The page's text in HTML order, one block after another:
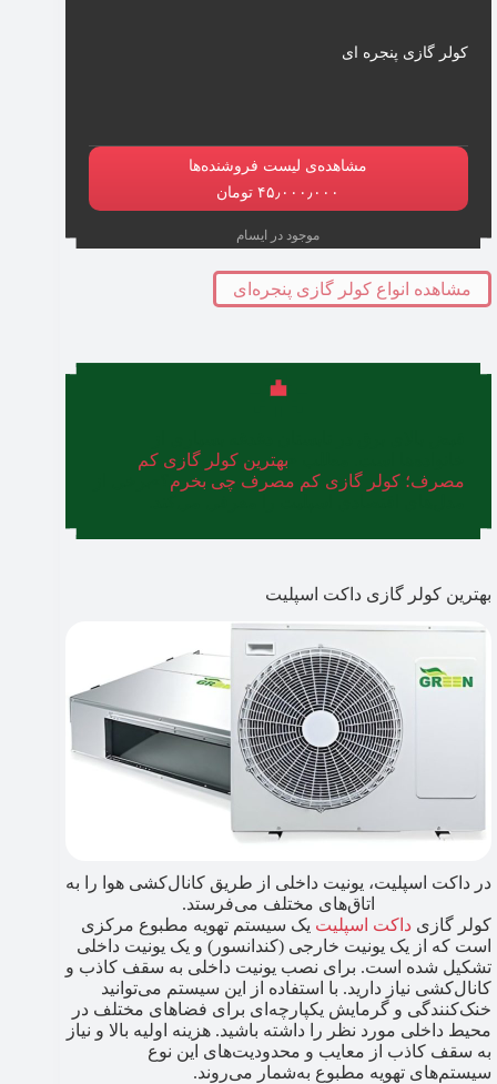
کولر گازی پنجره ای
مشاهده‌ی لیست فروشنده‌ها
۴۵٫۰۰۰٫۰۰۰ تومان
موجود در ایسام
مشاهده انواع کولر گازی پنجره‌ای
بهترین کولر گازی کم
مصرف؛ کولر گازی کم مصرف چی بخرم
بهترین کولر گازی داکت اسپلیت
در داکت اسپلیت، یونیت داخلی از طریق کانال‌کشی هوا را به
اتاق‌های مختلف می‌فرستد.
کولر گازی داکت اسپلیت یک سیستم تهویه مطبوع مرکزی‌
است که از یک یونیت خارجی (کندانسور) و یک یونیت داخلی
تشکیل شده است. برای نصب یونیت داخلی به سقف کاذب و
کانال‌کشی نیاز دارید. با استفاده از این سیستم می‌توانید
خنک‌کنندگی و گرمایش یکپارچه‌ای برای فضاهای مختلف در
محیط داخلی مورد نظر را داشته باشید. هزینه اولیه بالا و نیاز
به سقف کاذب از معایب و محدودیت‌های این نوع
سیستم‌های تهویه مطبوع به‌شمار می‌روند.